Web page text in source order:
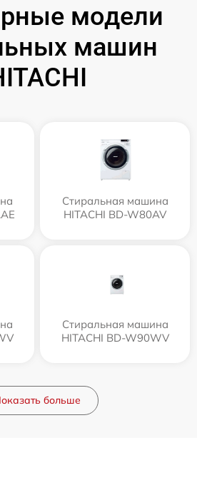
модели
машин
Стиральная машина
HITACHI BD-W80AV
Стиральная машина
HITACHI BD-W90WV
больше